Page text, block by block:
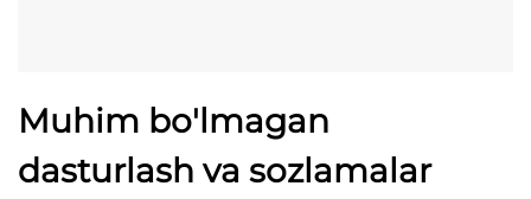
Muhim bo'lmagan
dasturlash va sozlamalar